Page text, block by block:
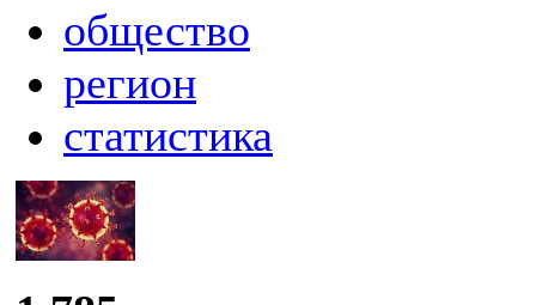
общество
регион
статистика